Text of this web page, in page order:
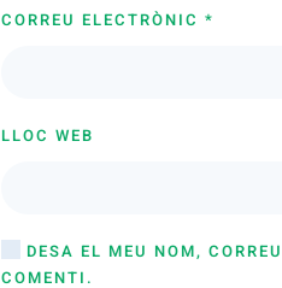
CORREU ELECTRÒNIC *
LLOC WEB
DESA EL MEU NOM,
COMENTI.